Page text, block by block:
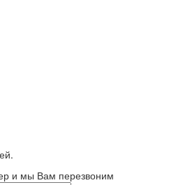
и мы Вам перезвоним